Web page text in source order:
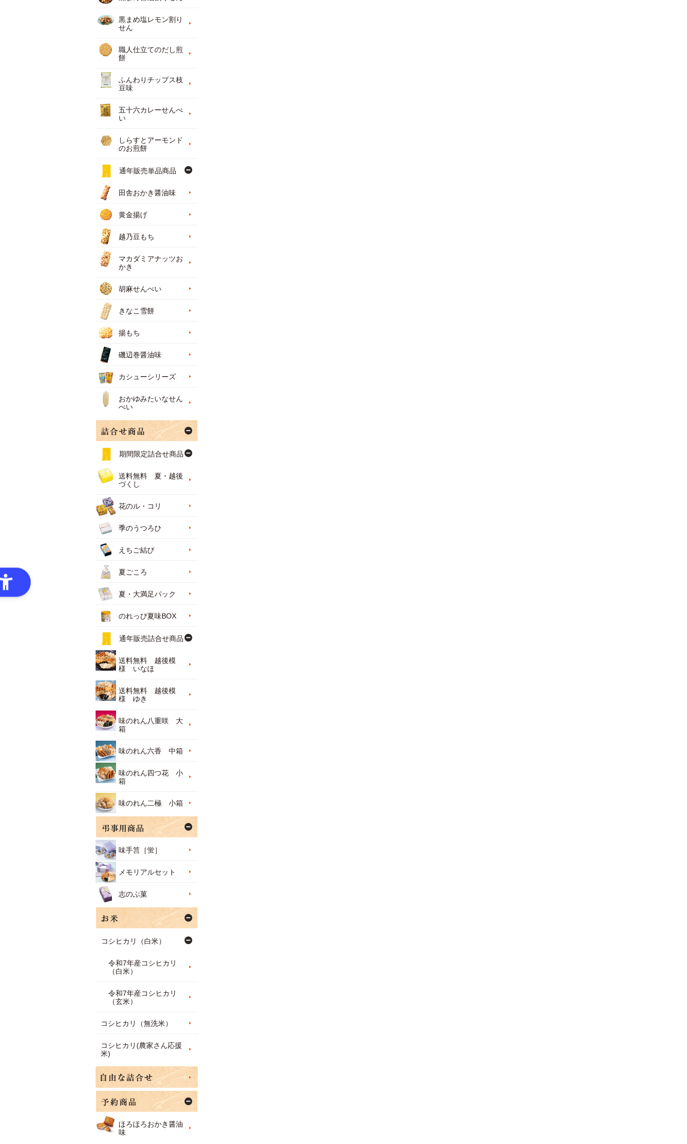
黒まめ塩レモン割り
せん
職人仕立てのだし煎
餅
ふんわりチップス枝
豆味
五十六カレーせんべ
い
しらすとアーモンド
のお煎餅
通年販売単品商品
田舎おかき醤油味
黄金揚げ
越乃豆もち
マカダミアナッツお
かき
胡麻せんべい
きなこ雪餅
揚もち
磯辺巻醤油味
カシューシリーズ
おかゆみたいなせん
べい
期間限定詰合せ商品
送料無料 夏・越後
づくし
花のル・コリ
季のうつろひ
えちご結び
夏ごころ
夏・大満足パック
のれっぴ夏味BOX
通年販売詰合せ商品
送料無料 越後模
様 いなほ
送料無料 越後模
様 ゆき
味のれん八重咲 大
箱
味のれん六香 中箱
味のれん四つ花 小
箱
味のれん二極 小箱
味手筥［蛍］
メモリアルセット
志のぶ菓
コシヒカリ（白米）
令和7年産コシヒカリ
（白米）
令和7年産コシヒカリ
（玄米）
コシヒカリ（無洗米）
コシヒカリ(農家さん応援
米)
ほろほろおかき醤油
味